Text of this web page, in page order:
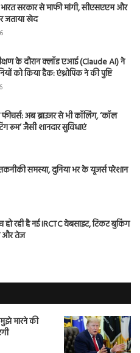
सरकार से माफी मांगी, सीएसएएम और
जताया खेद
के दौरान क्लॉड एआई (Claude AI) ने
को किया हैक: एंथ्रोपिक ने की पुष्टि
अब ब्राउजर से भी कॉलिंग, ‘कॉल
रूम’ जैसी शानदार सुविधाएं
समस्या, दुनिया भर के यूजर्स परेशान
हो रही है नई IRCTC वेबसाइट, टिकट बुकिंग
और तेज
मारने की